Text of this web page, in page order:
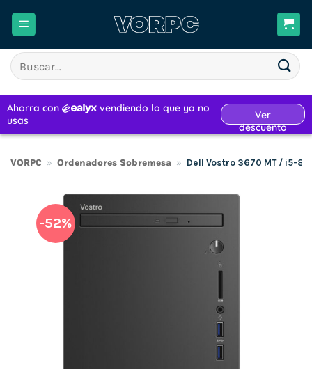
Buscar
por:
VORPC » Ordenadores Sobremesa » Dell Vostro 3670 MT / i5-
-52%